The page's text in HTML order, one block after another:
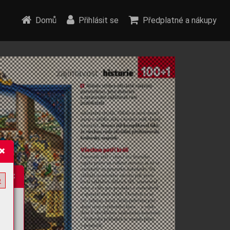
Domů Přihlásit se Předplatné a nákupy